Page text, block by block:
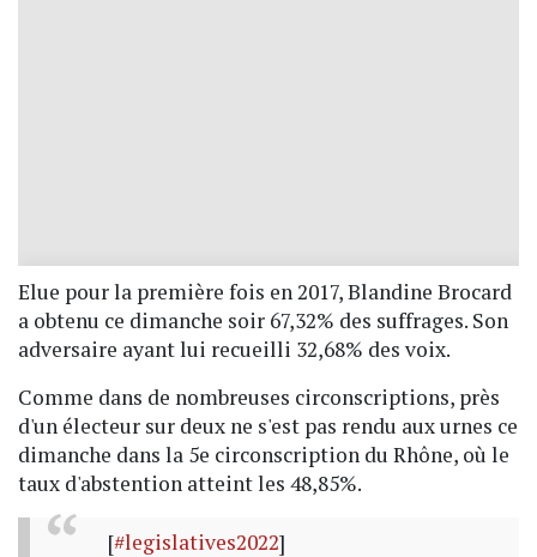
Elue pour la première fois en 2017, Blandine Brocard
a obtenu ce dimanche soir 67,32% des suffrages. Son
adversaire ayant lui recueilli 32,68% des voix.
Comme dans de nombreuses circonscriptions, près
d'un électeur sur deux ne s'est pas rendu aux urnes ce
dimanche dans la 5e circonscription du Rhône, où le
taux d'abstention atteint les 48,85%.
[#legislatives2022]